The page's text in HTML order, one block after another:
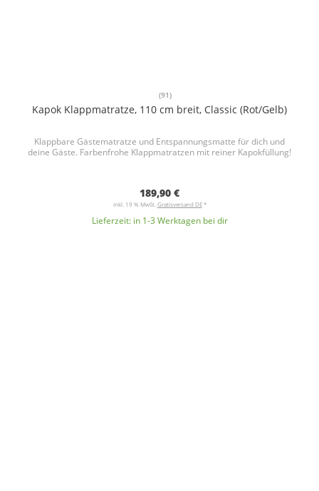
(91)
Kapok Klappmatratze, 110 cm breit, Classic (Rot/Gelb)
Klappbare Gästematratze und Entspannungsmatte für dich und
deine Gäste. Farbenfrohe Klappmatratzen mit reiner Kapokfüllung!
189,90 €
inkl. 19 % MwSt.Gratisversand DE*
Lieferzeit: in 1-3 Werktagen bei dir